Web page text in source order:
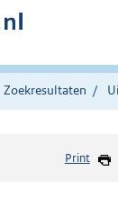
Zoekresultaten
Print